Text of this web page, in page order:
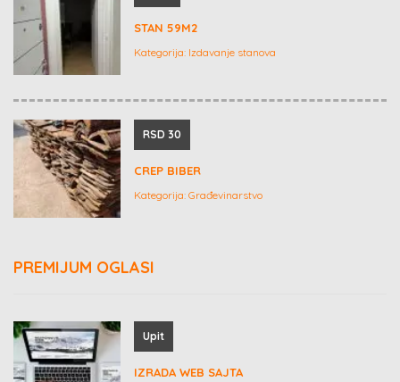
STAN 59M2
Kategorija: Izdavanje stanova
RSD 30
CREP BIBER
Kategorija: Građevinarstvo
PREMIJUM OGLASI
Upit
IZRADA WEB SAJTA